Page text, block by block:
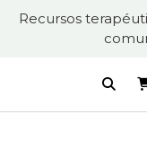
Recursos